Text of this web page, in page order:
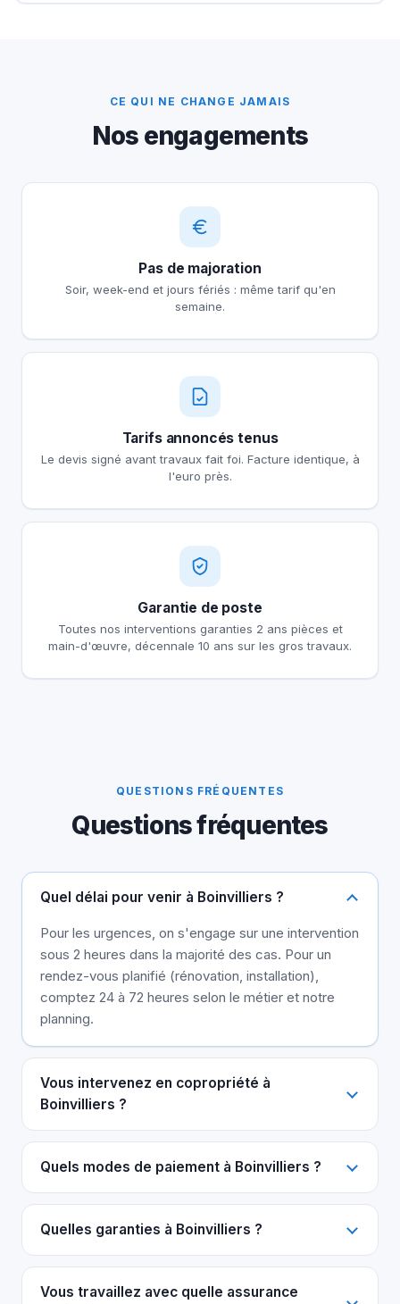
CE QUI NE CHANGE JAMAIS
Nos engagements
Pas de majoration
Soir, week-end et jours fériés : même tarif qu'en
semaine.
Tarifs annoncés tenus
Le devis signé avant travaux fait foi. Facture identique, à
l'euro près.
Garantie de poste
Toutes nos interventions garanties 2 ans pièces et
main-d'œuvre, décennale 10 ans sur les gros travaux.
QUESTIONS FRÉQUENTES
Questions fréquentes
Quel délai pour venir à Boinvilliers ?
Pour les urgences, on s'engage sur une intervention
sous 2 heures dans la majorité des cas. Pour un
rendez-vous planifié (rénovation, installation),
comptez 24 à 72 heures selon le métier et notre
planning.
Vous intervenez en copropriété à
Boinvilliers ?
Quels modes de paiement à Boinvilliers ?
Quelles garanties à Boinvilliers ?
Vous travaillez avec quelle assurance